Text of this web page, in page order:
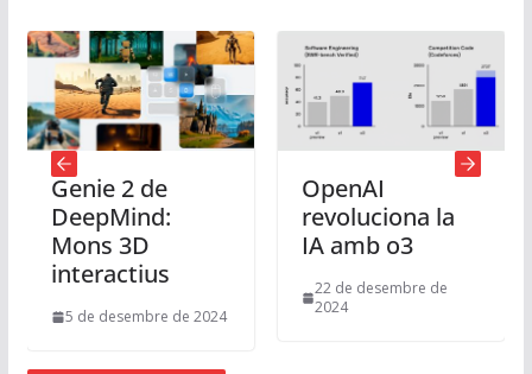
Genie 2 de
DeepMind:
Mons 3D
interactius
5 de desembre de 2024
OpenAI
revoluciona la
IA amb o3
22 de desembre de
2024